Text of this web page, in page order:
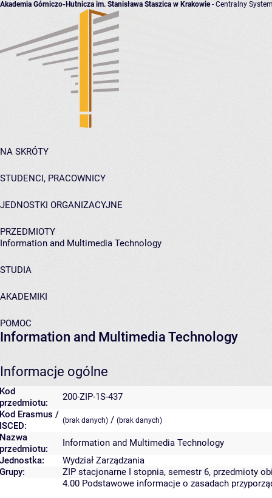
Akademia Górniczo-Hutnicza im. Stanisława Staszica w Krakowie- Centralny
NA SKRÓTY
STUDENCI, PRACOWNICY
JEDNOSTKI ORGANIZACYJNE
PRZEDMIOTY
Information and Multimedia Technology
STUDIA
AKADEMIKI
POMOC
Information and Multimedia Technology
Informacje ogólne
Kod
przedmiotu:
200-ZIP-1S-437
Kod Erasmus /
ISCED:
(brak danych) / (brak danych)
Nazwa
przedmiotu:
Information and Multimedia Technology
Jednostka:
Wydział Zarządzania
Grupy:
ZIP stacjonarne I stopnia, semestr 6, przedmioty
4.00 Podstawowe informacje o zasadach